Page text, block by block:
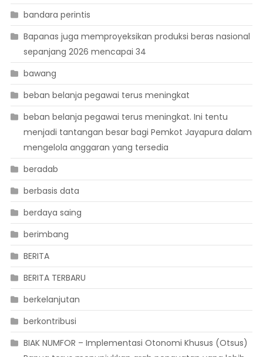
bandara perintis
Bapanas juga memproyeksikan produksi beras nasional
sepanjang 2026 mencapai 34
bawang
beban belanja pegawai terus meningkat
beban belanja pegawai terus meningkat. Ini tentu
menjadi tantangan besar bagi Pemkot Jayapura dalam
mengelola anggaran yang tersedia
beradab
berbasis data
berdaya saing
berimbang
BERITA
BERITA TERBARU
berkelanjutan
berkontribusi
BIAK NUMFOR – Implementasi Otonomi Khusus (Otsus)